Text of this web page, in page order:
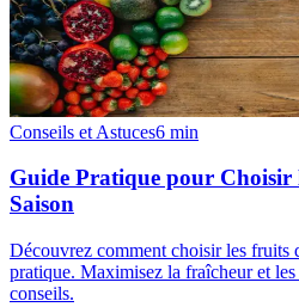
Conseils et Astuces6 min
Guide Pratique pour Choisir
Saison
Découvrez comment choisir les fruits
pratique. Maximisez la fraîcheur et
conseils.